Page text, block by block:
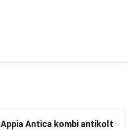
Appia Antica kombi antikolt